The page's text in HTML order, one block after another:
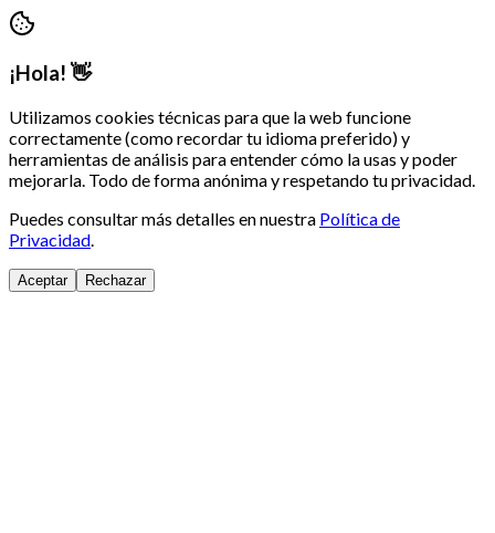
¡Hola! 👋
Utilizamos cookies técnicas para que la web funcione
correctamente (como recordar tu idioma preferido) y
herramientas de análisis para entender cómo la usas y poder
mejorarla. Todo de forma anónima y respetando tu privacidad.
Puedes consultar más detalles en nuestra Política de
Privacidad
Aceptar Rechazar